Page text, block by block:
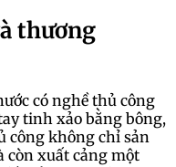
thương
có nghề thủ công
tinh xảo bằng bông,
công không chỉ sản
còn xuất cảng một